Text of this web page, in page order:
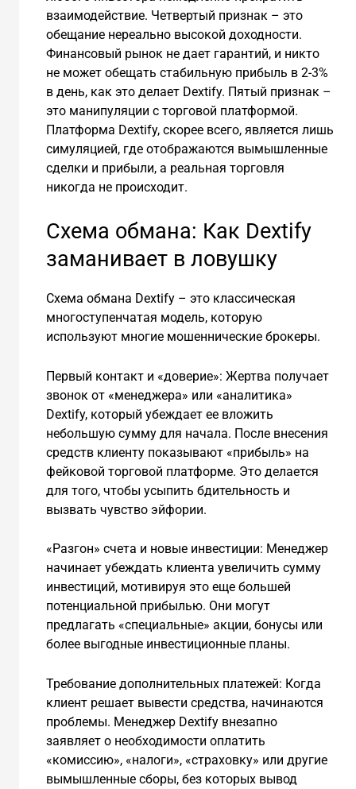
взаимодействие. Четвертый признак – это
обещание нереально высокой доходности.
Финансовый рынок не дает гарантий, и никто
не может обещать стабильную прибыль в 2-3%
в день, как это делает Dextify. Пятый признак –
это манипуляции с торговой платформой.
Платформа Dextify, скорее всего, является лишь
симуляцией, где отображаются вымышленные
сделки и прибыли, а реальная торговля
никогда не происходит.
Схема обмана: Как Dextify
заманивает в ловушку
Схема обмана Dextify – это классическая
многоступенчатая модель, которую
используют многие мошеннические брокеры.
Первый контакт и «доверие»: Жертва получает
звонок от «менеджера» или «аналитика»
Dextify, который убеждает ее вложить
небольшую сумму для начала. После внесения
средств клиенту показывают «прибыль» на
фейковой торговой платформе. Это делается
для того, чтобы усыпить бдительность и
вызвать чувство эйфории.
«Разгон» счета и новые инвестиции: Менеджер
начинает убеждать клиента увеличить сумму
инвестиций, мотивируя это еще большей
потенциальной прибылью. Они могут
предлагать «специальные» акции, бонусы или
более выгодные инвестиционные планы.
Требование дополнительных платежей: Когда
клиент решает вывести средства, начинаются
проблемы. Менеджер Dextify внезапно
заявляет о необходимости оплатить
«комиссию», «налоги», «страховку» или другие
вымышленные сборы, без которых вывод